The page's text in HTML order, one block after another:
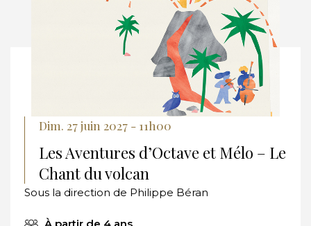
Les Aventures d’Octave et Mélo – Le
Chant du volcan
Dim. 27 juin 2027 - 11h00
Sous la direction de Philippe Béran